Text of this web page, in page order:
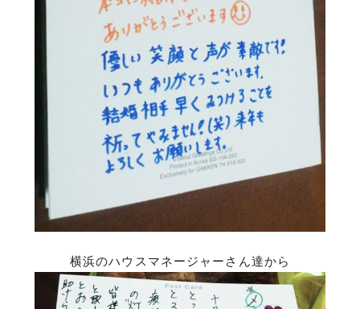
横浜のハウスマネージャーさん達から